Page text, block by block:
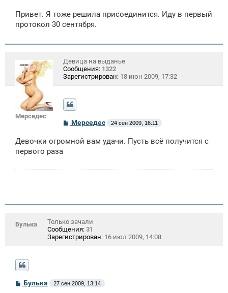
б
щ
е
и
Привет. Я тоже решила присоединится. Иду в первый
протокол 30 сентября.
Мерседес
Девица на выданье
Сообщения: 1322
Зарегистрирован: 18 июн 2009, 17:32
С
б
Мерседес 24 сен 2009, 16:11
Девочки огромной вам удачи. Пусть всё получится с
первого раза
Булька
Только зачали
Сообщения: 31
Зарегистрирован: 16 июл 2009, 14:08
С
о
Булька 27 сен 2009, 13:14